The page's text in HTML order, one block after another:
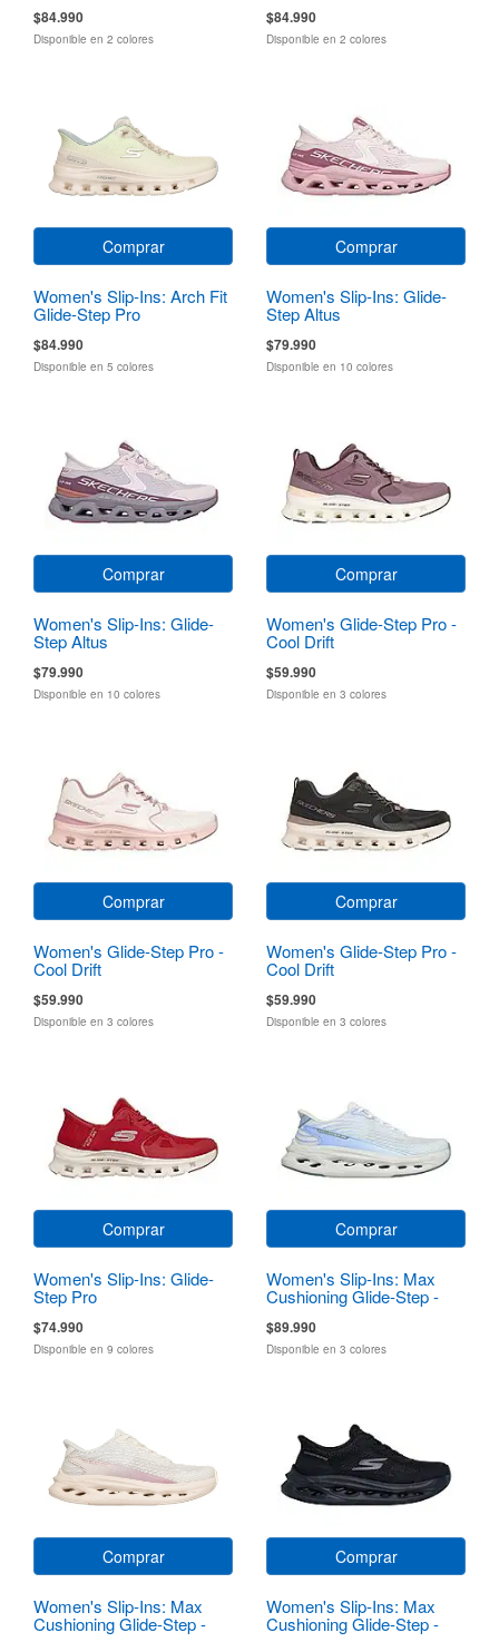
$84.990
Disponible en 2 colores
$84.990
Disponible en 2 colores
Comprar
Women's Slip-Ins: Arch Fit
Glide-Step Pro
$84.990
Disponible en 5 colores
Comprar
Women's Slip-Ins: Glide-
Step Altus
$79.990
Disponible en 10 colores
Comprar
Women's Slip-Ins: Glide-
Step Altus
$79.990
Disponible en 10 colores
Comprar
Women's Glide-Step Pro -
Cool Drift
$59.990
Disponible en 3 colores
Comprar
Women's Glide-Step Pro -
Cool Drift
$59.990
Disponible en 3 colores
Comprar
Women's Glide-Step Pro -
Cool Drift
$59.990
Disponible en 3 colores
Comprar
Women's Slip-Ins: Glide-
Step Pro
$74.990
Disponible en 9 colores
Comprar
Women's Slip-Ins: Max
Cushioning Glide-Step -
$89.990
Disponible en 3 colores
Comprar
Women's Slip-Ins: Max
Cushioning Glide-Step -
Comprar
Women's Slip-Ins: Max
Cushioning Glide-Step -